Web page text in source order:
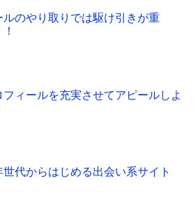
ルのやり取りでは駆け引きが重
フィールを充実させてアピールしよ
世代からはじめる出会い系サイト